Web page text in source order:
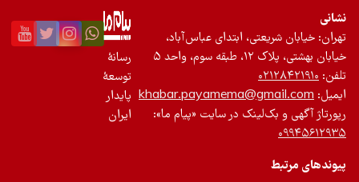
خیابان شریعتی، ابتدای عباس‌آباد،
بهشتی، پلاک ۱۲، طبقه سوم، واحد ۵
۰۲۱۲۸۴۲۱۹۱۰
khabar.payamema@gmail.com
آگهی و بک‌لینک در سایت «پیام ما»:
مرتبط
رسانۀ
توسعۀ
پایدار
ایران